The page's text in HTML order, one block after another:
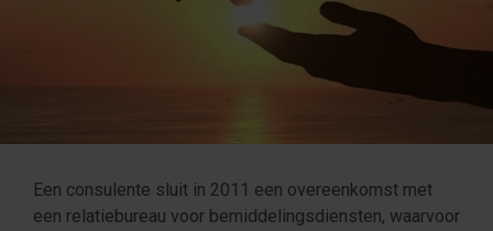
Een consulente sluit in 2011 een overeenkomst met
een relatiebureau voor bemiddelingsdiensten, waarvoor